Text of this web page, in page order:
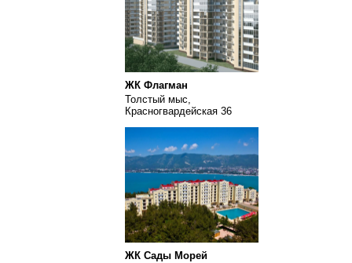
ЖК Флагман
Толстый мыс,
Красногвардейская 36
ЖК Сады Морей